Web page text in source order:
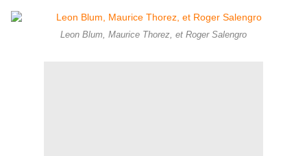
Leon Blum, Maurice Thorez, et Roger Salengro